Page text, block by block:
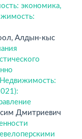
экономика,
Алдын-кыс
Недвижимость:
Дмитриевич